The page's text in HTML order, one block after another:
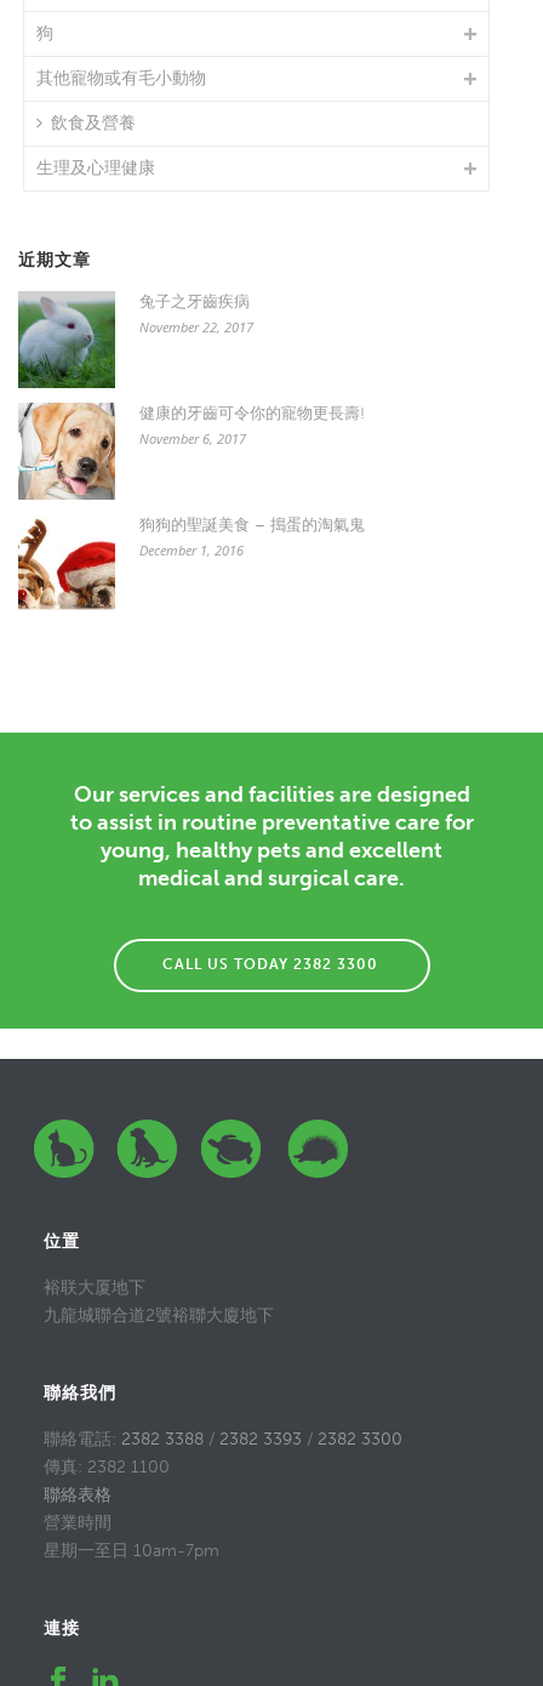
狗
其他寵物或有毛小動物
飲食及營養
生理及心理健康
近期文章
兔子之牙齒疾病
November 22, 2017
健康的牙齒可令你的寵物更長壽!
November 6, 2017
狗狗的聖誕美食 – 搗蛋的淘氣鬼
December 1, 2016
Our services and facilities are designed
to assist in routine preventative care for
young, healthy pets and excellent
medical and surgical care.
CALL US TODAY 2382 3300
位置
裕联大厦地下
九龍城聯合道2號裕聯大廈地下
聯絡我們
聯絡電話: 2382 3388/ 2382 3393 / 2382 3300
傳真: 2382 1100
聯絡表格
營業時間
星期一至日 10am-7pm
連接